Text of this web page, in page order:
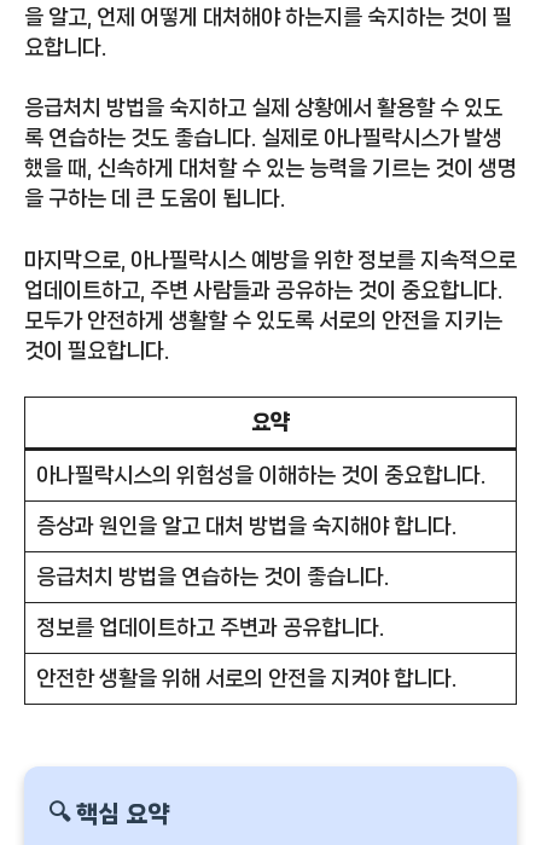
을 알고, 언제 어떻게 대처해야 하는지를 숙지하는 것이 필
요합니다.
응급처치 방법을 숙지하고 실제 상황에서 활용할 수 있도
록 연습하는 것도 좋습니다. 실제로 아나필락시스가 발생
했을 때, 신속하게 대처할 수 있는 능력을 기르는 것이 생명
을 구하는 데 큰 도움이 됩니다.
마지막으로, 아나필락시스 예방을 위한 정보를 지속적으로
업데이트하고, 주변 사람들과 공유하는 것이 중요합니다.
모두가 안전하게 생활할 수 있도록 서로의 안전을 지키는
것이 필요합니다.
요약
아나필락시스의 위험성을 이해하는 것이 중요합니다.
증상과 원인을 알고 대처 방법을 숙지해야 합니다.
응급처치 방법을 연습하는 것이 좋습니다.
정보를 업데이트하고 주변과 공유합니다.
안전한 생활을 위해 서로의 안전을 지켜야 합니다.
🔍 핵심 요약